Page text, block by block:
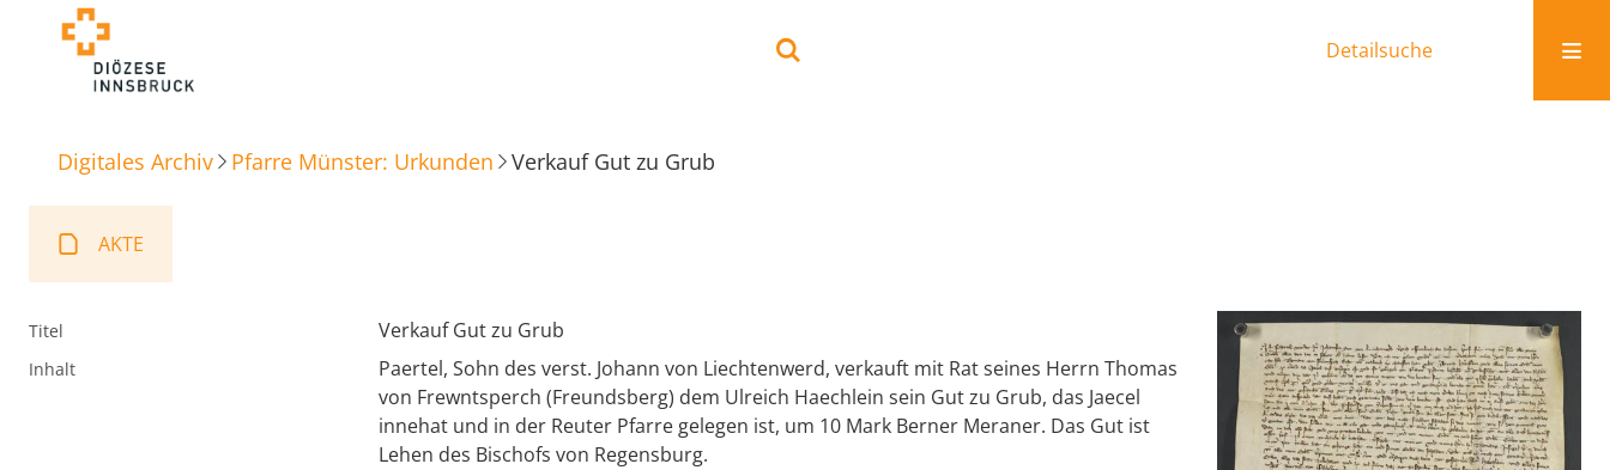
Detailsuche
Digitales Archiv Pfarre Münster: Urkunden Verkauf Gut zu Grub
AKTE
Titel Verkauf Gut zu Grub
Inhalt
Paertel, Sohn des verst. Johann von Liechtenwerd, verkauft mit Rat seines Herrn Thomas
von Frewntsperch (Freundsberg) dem Ulreich Haechlein sein Gut zu Grub, das Jaecel
innehat und in der Reuter Pfarre gelegen ist, um 10 Mark Berner Meraner. Das Gut ist
Lehen des Bischofs von Regensburg.